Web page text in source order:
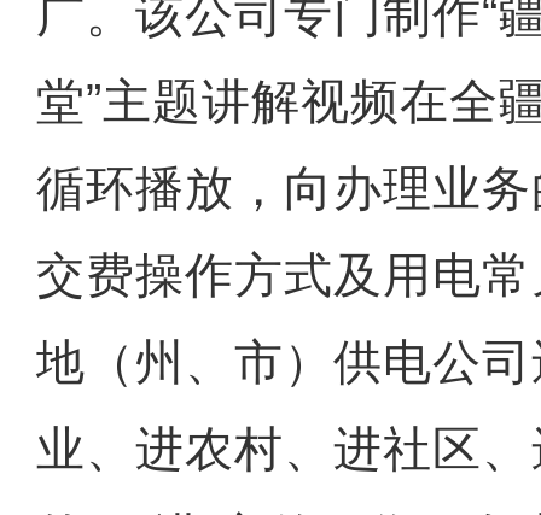
广。该公司专门制作“
堂”主题讲解视频在全
循环播放，向办理业
交费操作方式及用电
地（州、市）供电公
业、进农村、进社区